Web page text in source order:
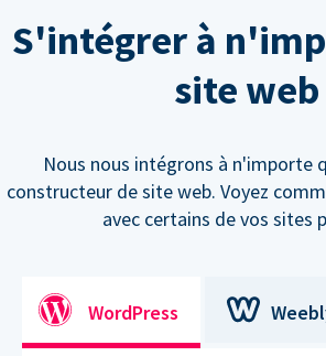
S'intégrer à
site web
Nous nous intégrons à n'importe
constructeur de site web. Voyez
avec certains de vos sites
WordPress